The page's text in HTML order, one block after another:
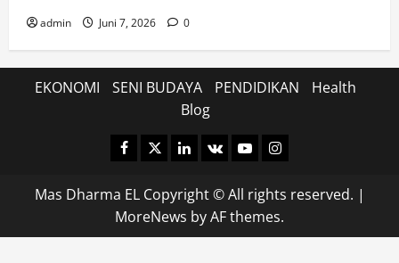
admin Juni 7, 2026 0
EKONOMI SENI BUDAYA PENDIDIKAN
Health
Blog
Facebook
TwitterLinkedin
VK YoutubeInstagram
Mas Dharma EL Copyright © All rights reserved. |
MoreNews by AF themes.